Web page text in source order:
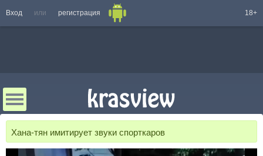
Вход или регистрация 18+
Хана-тян имитирует звуки спорткаров